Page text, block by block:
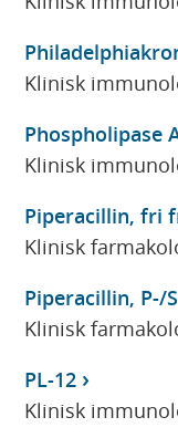
Klinisk
Phospholipase
Klinisk
Piperacillin, fri
Klinisk
Piperacillin, P-/
Klinisk
PL-12
Klinisk